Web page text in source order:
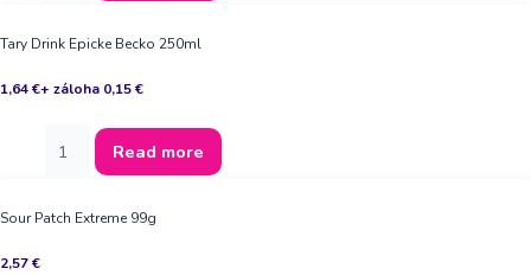
Tary Drink Epicke Becko 250ml
1,64€+ záloha 0,15€
Read more
Sour Patch Extreme 99g
2,57€